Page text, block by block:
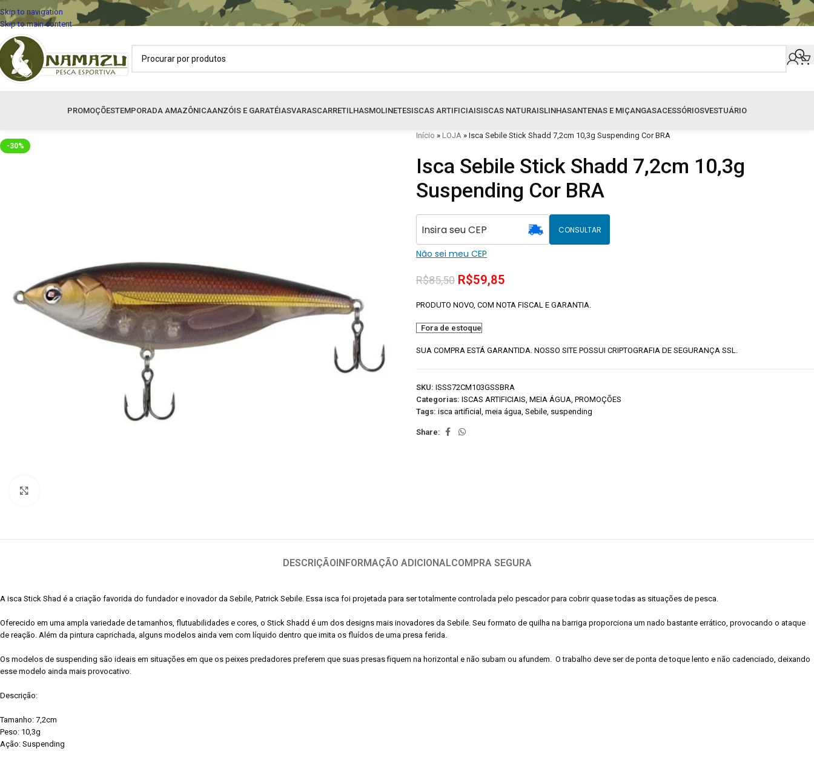
Skip to navigation
Skip to main content
PROMOÇÕESTEMPORADA AMAZÔNICAANZÓIS E GARATÉIASVARASCARRETILHASMOLINETESISCAS ARTIFICIAISISCAS NATURAISLINHASANTENAS E MIÇANGASACESSÓRIOSVESTUÁRIO
-30%
Início » LOJA » Isca Sebile Stick Shadd 7,2cm 10,3g Suspending Cor BRA
Isca Sebile Stick Shadd 7,2cm 10,3g
Suspending Cor BRA
CONSULTAR
Não sei meu CEP
R$85,50 R$59,85
PRODUTO NOVO, COM NOTA FISCAL E GARANTIA.
Fora de estoque
SUA COMPRA ESTÁ GARANTIDA. NOSSO SITE POSSUI CRIPTOGRAFIA DE SEGURANÇA SSL.
SKU: ISSS72CM103GSSBRA
Categorias: ISCAS ARTIFICIAIS, MEIA ÁGUA, PROMOÇÕES
Tags: isca artificial , meia água, Sebile, suspending
Share:
DESCRIÇÃOINFORMAÇÃO ADICIONALCOMPRA SEGURA
A isca Stick Shad é a criação favorida do fundador e inovador da Sebile, Patrick Sebile. Essa isca foi projetada para ser totalmente controlada pelo pescador para cobrir quase todas as situações de pesca.
Oferecido em uma ampla variedade de tamanhos, flutuabilidades e cores, o Stick Shadd é um dos designs mais inovadores da Sebile. Seu formato de quilha na barriga proporciona um nado bastante errático, provocando o ataque
de reação. Além da pintura caprichada, alguns modelos ainda vem com líquido dentro que imita os fluídos de uma presa ferida.
Os modelos de suspending são ideais em situações em que os peixes predadores preferem que suas presas fiquem na horizontal e não subam ou afundem. O trabalho deve ser de ponta de toque lento e não cadenciado, deixando
esse modelo ainda mais provocativo.
Descrição:
Tamanho: 7,2cm
Peso: 10,3g
Ação: Suspending